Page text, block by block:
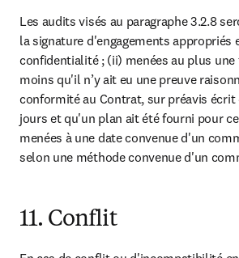
Les audits visés au paragraphe 3.2.8
la signature d'engagements appropriés
confidentialité ; (ii) menées au plus une
moins qu'il n’y ait eu une preuve
conformité au Contrat, sur préavis
jours et qu'un plan ait été fourni pour
menées à une date convenue d'un
selon une méthode convenue d'un
11. Conflit